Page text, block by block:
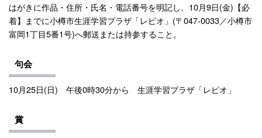
はがきに作品・住所・氏名・電話番号を明記し、10月9日(金)【必
着】までに小樽市生涯学習プラザ「レピオ」(〒047-0033／小樽市
富岡1丁目5番1号)へ郵送または持参すること。
句会
10月25日(日) 午後0時30分から 生涯学習プラザ「レピオ」
賞